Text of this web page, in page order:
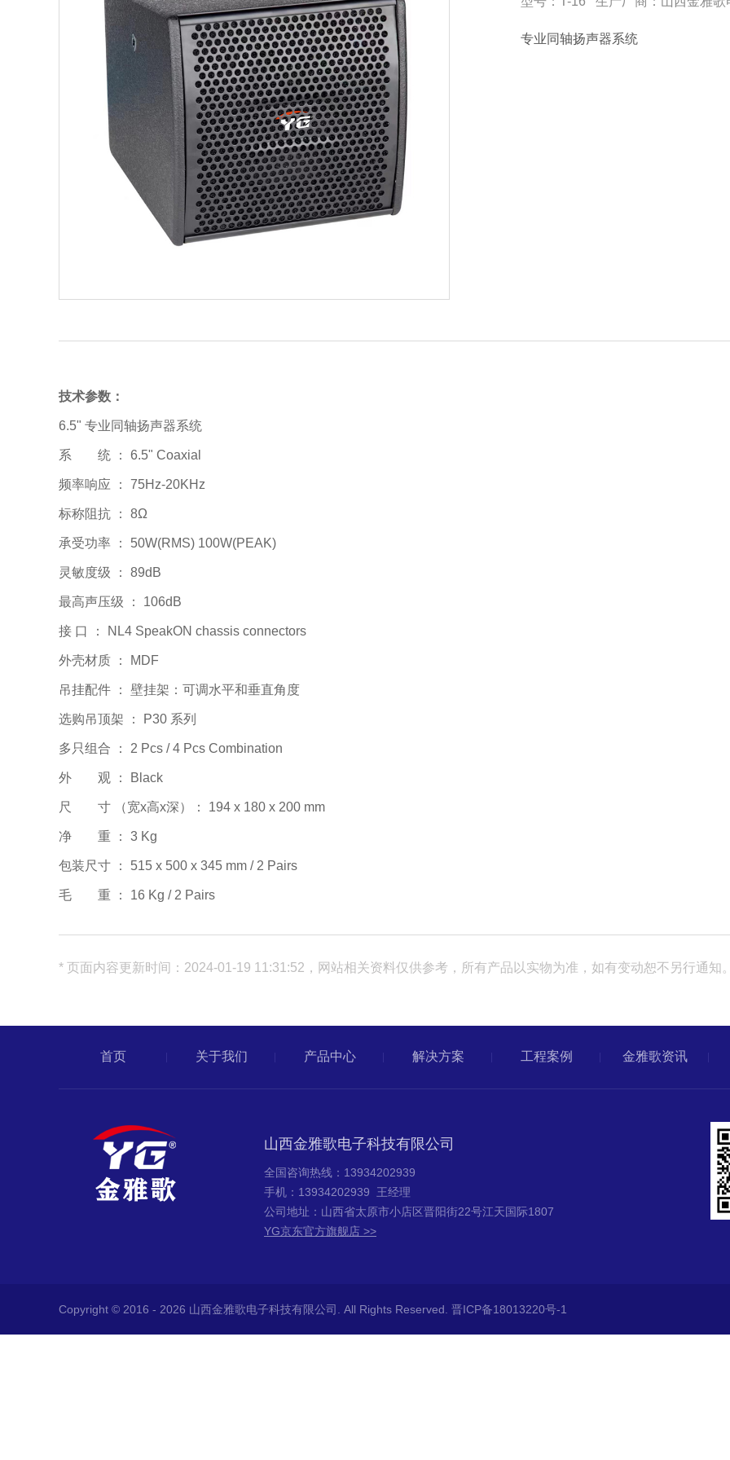
专业同轴扬声器系统
技术参数：
6.5" 专业同轴扬声器系统
系 统 ： 6.5" Coaxial
频率响应 ： 75Hz-20KHz
标称阻抗 ： 8Ω
承受功率 ： 50W(RMS) 100W(PEAK)
灵敏度级 ： 89dB
最高声压级 ： 106dB
接 口 ： NL4 SpeakON chassis connectors
外壳材质 ： MDF
吊挂配件 ： 壁挂架：可调水平和垂直角度
选购吊顶架 ： P30 系列
多只组合 ： 2 Pcs / 4 Pcs Combination
外 观 ： Black
尺 寸 （宽x高x深）： 194 x 180 x 200 mm
净 重 ： 3 Kg
包装尺寸 ： 515 x 500 x 345 mm / 2 Pairs
毛 重 ： 16 Kg / 2 Pairs
* 页面内容更新时间：2024-01-19 11:31:52，网站相关资料仅供参考，所有产品以实物为准，如有变动恕不另行通知。
首页 关于我们 产品中心 解决方案 工程案例 金雅歌资讯
山西金雅歌电子科技有限公司
全国咨询热线：13934202939
手机：13934202939 王经理
公司地址：山西省太原市小店区晋阳街22号江天国际1807
YG京东官方旗舰店 >>
Copyright © 2016 - 2026 山西金雅歌电子科技有限公司. All Rights Reserved. 晋ICP备18013220号-1